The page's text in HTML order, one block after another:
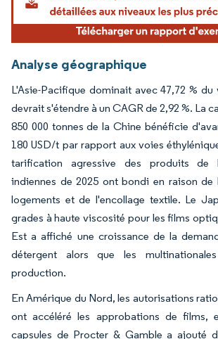
Analyse géographique
L'Asie-Pacifique dominait avec 47,72 % du
devrait s'étendre à un CAGR de 2,92 %. La
850 000 tonnes de la Chine bénéficie
180 USD/t par rapport aux voies
tarification agressive des produits de
indiennes de 2025 ont bondi en raison de
logements et de l'encollage textile. Le
grades à haute viscosité pour les films
Est a affiché une croissance de la
détergent alors que les
production.
En Amérique du Nord, les autorisations
ont accéléré les approbations de films,
capsules de Procter & Gamble a ajouté